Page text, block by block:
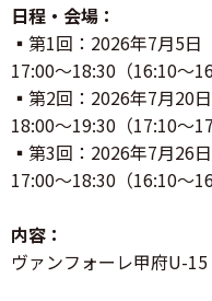
日程・会場：
▪️第1回：2026年7月5日
17:00～18:30（16:10～
▪️第2回：2026年7月20
18:00～19:30（17:10～
▪️第3回：2026年7月26
17:00～18:30（16:10～
内容：
ヴァンフォーレ甲府U-